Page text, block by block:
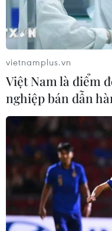
Phần Lan muốn
nhập cư từ Việt
01/12/2022 13:49
Quan chức Phần Lan
vấn tài năng" tới
vietnamplus.vn
Việt Nam là điểm
nghiệp bán dẫn